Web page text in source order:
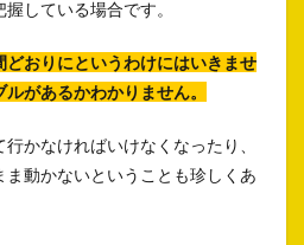
している場合です。
おりにというわけにはいきませ
があるかわかりません。
かなければいけなくなったり、
動かないということも珍しくあ